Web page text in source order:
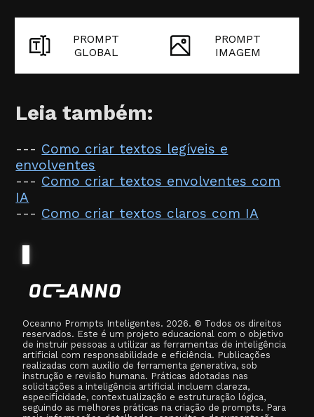
PROMPT
GLOBAL
PROMPT
IMAGEM
Leia também:
--- Como criar textos legíveis e
envolventes
--- Como criar textos envolventes com
IA
--- Como criar textos claros com IA
Oceanno Prompts Inteligentes. 2026. © Todos os direitos
reservados. Este é um projeto educacional com o objetivo
de instruir pessoas a utilizar as ferramentas de inteligência
artificial com responsabilidade e eficiência. Publicações
realizadas com auxílio de ferramenta generativa, sob
instrução e revisão humana. Práticas adotadas nas
solicitações a inteligência artificial incluem clareza,
especificidade, contextualização e estruturação lógica,
seguindo as melhores práticas na criação de prompts. Para